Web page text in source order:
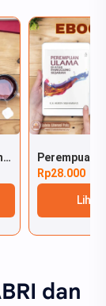
Islam Agama Ramah Perempuan
Rp28.000
Lihat
dan